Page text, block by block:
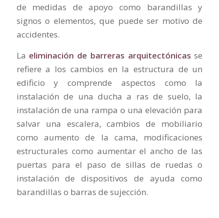
de medidas de apoyo como barandillas y
signos o elementos, que puede ser motivo de
accidentes.
La eliminación de barreras arquitectónicas se
refiere a los cambios en la estructura de un
edificio y comprende aspectos como la
instalación de una ducha a ras de suelo, la
instalación de una rampa o una elevación para
salvar una escalera, cambios de mobiliario
como aumento de la cama, modificaciones
estructurales como aumentar el ancho de las
puertas para el paso de sillas de ruedas o
instalación de dispositivos de ayuda como
barandillas o barras de sujección.